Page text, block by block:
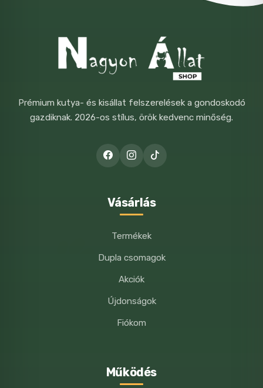
Prémium kutya- és kisállat felszerelések a gondoskodó
gazdiknak. 2026-os stílus, örök kedvenc minőség.
Vásárlás
Termékek
Dupla csomagok
Akciók
Újdonságok
Fiókom
Működés